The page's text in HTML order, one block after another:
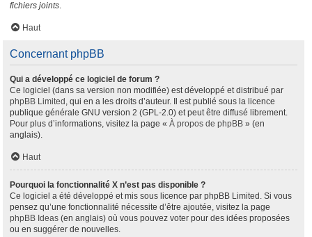
fichiers joints.
Haut
Concernant phpBB
Qui a développé ce logiciel de forum ?
Ce logiciel (dans sa version non modifiée) est développé et distribué par
phpBB Limited , qui en a les droits d’auteur. Il est publié sous la licence
publique générale GNU version 2 (GPL-2.0) et peut être diffusé librement.
Pour plus d’informations, visitez la page « À propos de phpBB » (en
anglais).
Haut
Pourquoi la fonctionnalité X n’est pas disponible ?
Ce logiciel a été développé et mis sous licence par phpBB Limited. Si vous
pensez qu’une fonctionnalité nécessite d’être ajoutée, visitez la page
phpBB Ideas (en anglais) où vous pouvez voter pour des idées proposées
ou en suggérer de nouvelles.